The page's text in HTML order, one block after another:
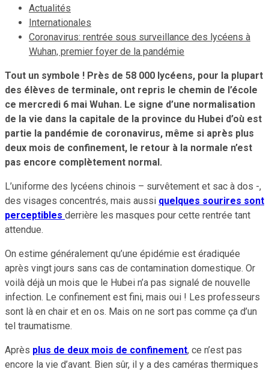
Actualités
Internationales
Coronavirus: rentrée sous surveillance des lycéens à
Wuhan, premier foyer de la pandémie
Tout un symbole ! Près de 58 000 lycéens, pour la plupart
des élèves de terminale, ont repris le chemin de l’école
ce mercredi 6 mai Wuhan. Le signe d’une normalisation
de la vie dans la capitale de la province du Hubei d’où est
partie la pandémie de coronavirus, même si après plus
deux mois de confinement, le retour à la normale n’est
pas encore complètement normal.
L’uniforme des lycéens chinois – survêtement et sac à dos -,
des visages concentrés, mais aussi quelques sourires sont
perceptibles derrière les masques pour cette rentrée tant
attendue.
On estime généralement qu’une épidémie est éradiquée
après vingt jours sans cas de contamination domestique. Or
voilà déjà un mois que le Hubei n’a pas signalé de nouvelle
infection. Le confinement est fini, mais oui ! Les professeurs
sont là en chair et en os. Mais on ne sort pas comme ça d’un
tel traumatisme.
Après plus de deux mois de confinement, ce n’est pas
encore la vie d’avant. Bien sûr, il y a des caméras thermiques